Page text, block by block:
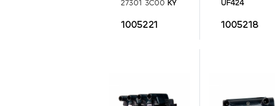
27301 3C00 KY
1005221
UF424
1005218